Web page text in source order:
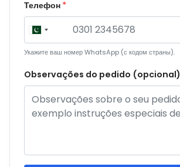
Телефон
Укажите ваш номер WhatsApp (с кодом страны).
Observações do pedido (opcional)